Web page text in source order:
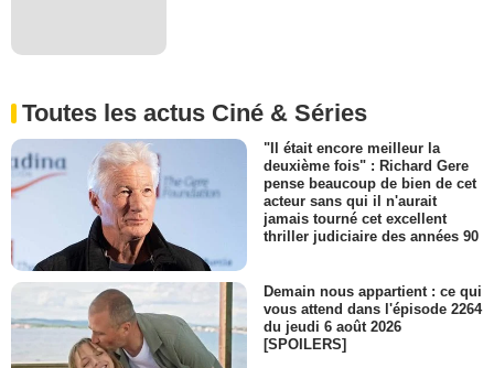
Toutes les actus Ciné & Séries
"Il était encore meilleur la
deuxième fois" : Richard Gere
pense beaucoup de bien de cet
acteur sans qui il n'aurait
jamais tourné cet excellent
thriller judiciaire des années 90
Demain nous appartient : ce qui
vous attend dans l'épisode 2264
du jeudi 6 août 2026
[SPOILERS]